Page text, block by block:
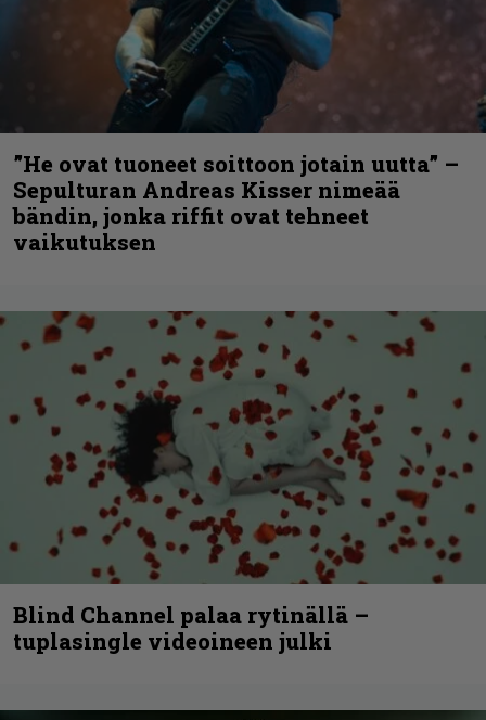
”He ovat tuoneet soittoon jotain uutta” –
Sepulturan Andreas Kisser nimeää
bändin, jonka riffit ovat tehneet
vaikutuksen
Blind Channel palaa rytinällä –
tuplasingle videoineen julki